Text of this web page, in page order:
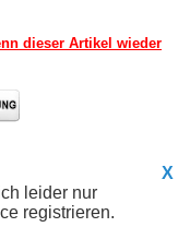
dieser Artikel wieder
X
leider nur
registrieren.